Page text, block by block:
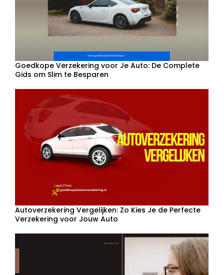
Goedkope Verzekering voor Je Auto: De Complete
Gids om Slim te Besparen
Autoverzekering Vergelijken: Zo Kies Je de Perfecte
Verzekering voor Jouw Auto